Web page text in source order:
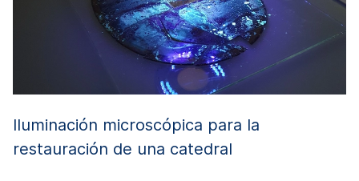
Iluminación microscópica para la
restauración de una catedral